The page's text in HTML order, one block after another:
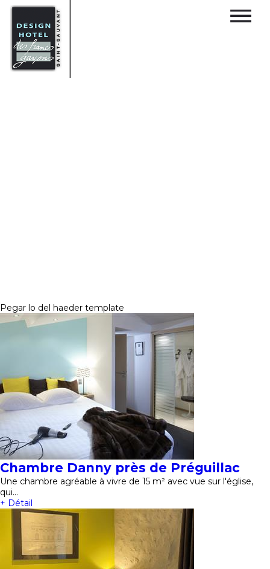
Pegar lo del haeder template
Chambre Danny près de Préguillac
Une chambre agréable à vivre de 15 m² avec vue sur l'église,
qui…
+ Détail